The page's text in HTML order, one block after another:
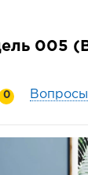
005
0